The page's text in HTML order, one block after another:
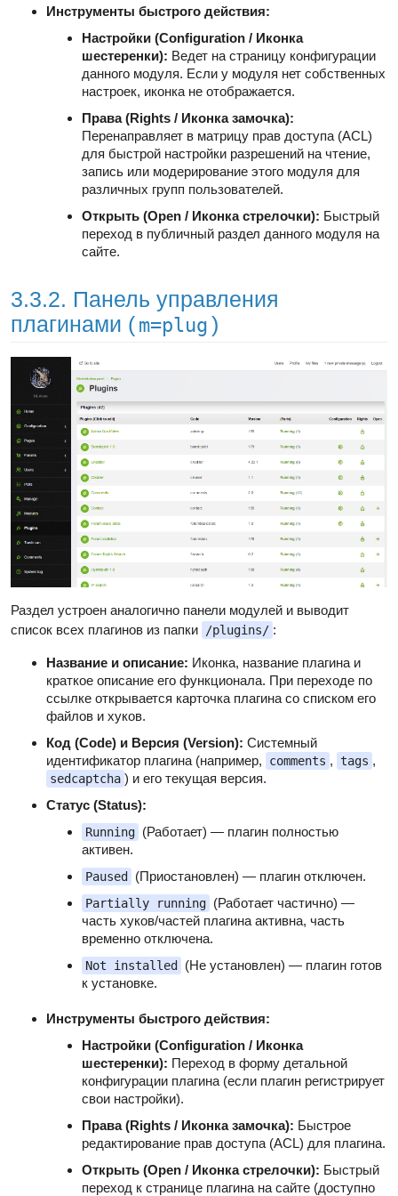
Инструменты быстрого действия:
Настройки (Configuration / Иконка
шестеренки): Ведет на страницу конфигурации
данного модуля. Если у модуля нет собственных
настроек, иконка не отображается.
Права (Rights / Иконка замочка):
Перенаправляет в матрицу прав доступа (ACL)
для быстрой настройки разрешений на чтение,
запись или модерирование этого модуля для
различных групп пользователей.
Открыть (Open / Иконка стрелочки): Быстрый
переход в публичный раздел данного модуля на
сайте.
3.3.2. Панель управления
плагинами (m=plug)
Раздел устроен аналогично панели модулей и выводит
список всех плагинов из папки /plugins/ :
Название и описание: Иконка, название плагина и
краткое описание его функционала. При переходе по
ссылке открывается карточка плагина со списком его
файлов и хуков.
Код (Code) и Версия (Version): Системный
идентификатор плагина (например,
comments , tags ,
sedcaptcha ) и его текущая версия.
Статус (Status):
Running (Работает) — плагин полностью
активен.
Paused (Приостановлен) — плагин отключен.
Partially running (Работает частично) —
часть хуков/частей плагина активна, часть
временно отключена.
Not installed
(Не установлен) — плагин готов
к установке.
Инструменты быстрого действия:
Настройки (Configuration / Иконка
шестеренки): Переход в форму детальной
конфигурации плагина (если плагин регистрирует
свои настройки).
Права (Rights / Иконка замочка): Быстрое
редактирование прав доступа (ACL) для плагина.
Открыть (Open / Иконка стрелочки): Быстрый
переход к странице плагина на сайте (доступно